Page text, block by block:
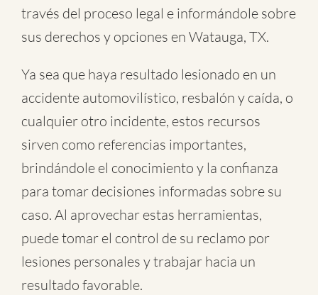
través del proceso legal e informándole sobre
sus derechos y opciones en Watauga, TX.
Ya sea que haya resultado lesionado en un
accidente automovilístico, resbalón y caída, o
cualquier otro incidente, estos recursos
sirven como referencias importantes,
brindándole el conocimiento y la confianza
para tomar decisiones informadas sobre su
caso. Al aprovechar estas herramientas,
puede tomar el control de su reclamo por
lesiones personales y trabajar hacia un
resultado favorable.